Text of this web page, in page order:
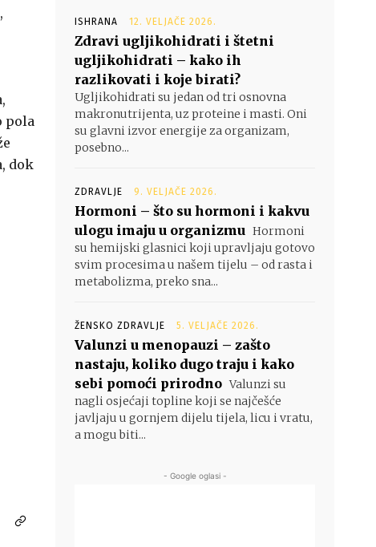
pola
dok
ISHRANA 12. VELJAČE 2026.
Zdravi ugljikohidrati i štetni
ugljikohidrati – kako ih
razlikovati i koje birati?
Ugljikohidrati su jedan od tri osnovna
makronutrijenta, uz proteine i masti. Oni
su glavni izvor energije za organizam,
posebno...
ZDRAVLJE 9. VELJAČE 2026.
Hormoni – što su hormoni i kakvu
ulogu imaju u organizmu Hormoni
su hemijski glasnici koji upravljaju gotovo
svim procesima u našem tijelu – od rasta i
metabolizma, preko sna...
ŽENSKO ZDRAVLJE 5. VELJAČE 2026.
Valunzi u menopauzi – zašto
nastaju, koliko dugo traju i kako
sebi pomoći prirodno Valunzi su
nagli osjećaji topline koji se najčešće
javljaju u gornjem dijelu tijela, licu i vratu,
a mogu biti...
- Google oglasi -